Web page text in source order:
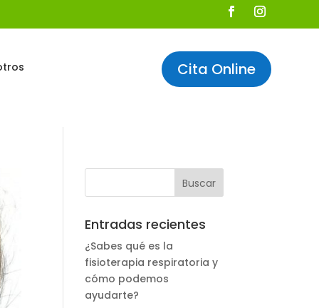
Cita Online
Entradas recientes
¿Sabes qué es la
fisioterapia respiratoria y
cómo podemos
ayudarte?